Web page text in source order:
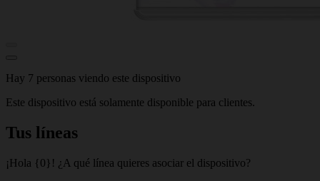
Hay 7 personas viendo este dispositivo
Este dispositivo está solamente disponible para clientes.
Tus líneas
¡Hola {0}! ¿A qué línea quieres asociar el dispositivo?